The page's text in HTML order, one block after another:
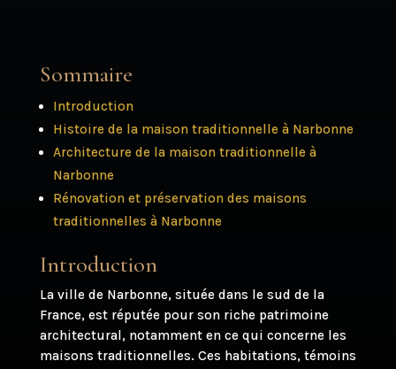
Sommaire
Introduction
Histoire de la maison traditionnelle à Narbonne
Architecture de la maison traditionnelle à
Narbonne
Rénovation et préservation des maisons
traditionnelles à Narbonne
Introduction
La ville de Narbonne, située dans le sud de la
France, est réputée pour son riche patrimoine
architectural, notamment en ce qui concerne les
maisons traditionnelles. Ces habitations, témoins